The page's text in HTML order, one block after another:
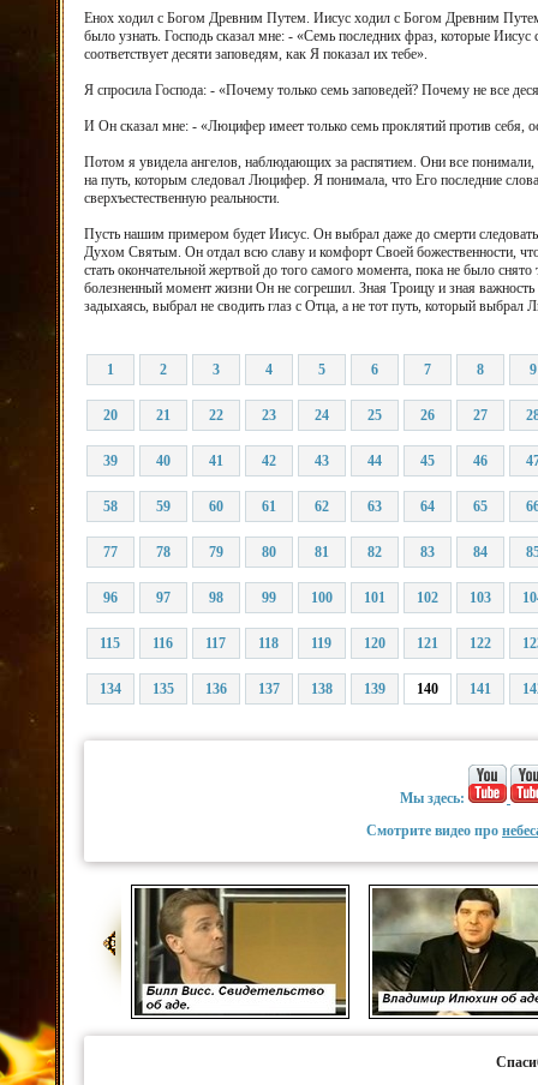
Енох ходил с Богом Древним Путем. Иисус ходил с Богом Древним
было узнать. Господь сказал мне: - «Семь последних фраз, которые
соответствует десяти заповедям, как Я показал их тебе».
Я спросила Господа: - «Почему только семь заповедей? Почему не все
И Он сказал мне: - «Люцифер имеет только семь проклятий против себя,
Потом я увидела ангелов, наблюдающих за распятием. Они все
на путь, которым следовал Люцифер. Я понимала, что Его последние
сверхъестественную реальности.
Пусть нашим примером будет Иисус. Он выбрал даже до смерти
Духом Святым. Он отдал всю славу и комфорт Своей божественности,
стать окончательной жертвой до того самого момента, пока не было
болезненный момент жизни Он не согрешил. Зная Троицу и зная
задыхаясь, выбрал не сводить глаз с Отца, а не тот путь, который
1 2 3 4 5 6 7 8 9
20 21 22 23 24 25 26 27
39 40 41 42 43 44 45 46
58 59 60 61 62 63 64 65
77 78 79 80 81 82 83 84
96 97 98 99 100 101 102 103
115 116 117 118 119 120 121 122
134 135 136 137 138 139 140 141
Мы здесь:
Смотрите видео про